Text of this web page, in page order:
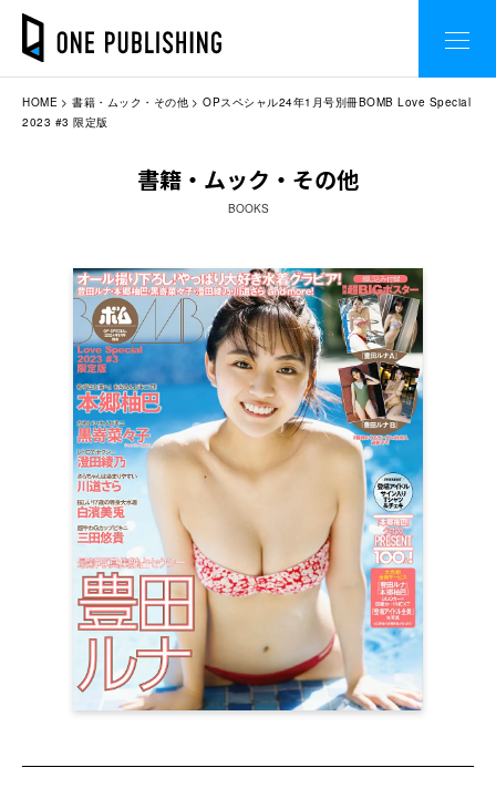
HOME 書籍・ムック・その他
OPスペシャル24年1月号別冊BOMB Love Special
2023 #3 限定版
書籍・ムック・その他
BOOKS